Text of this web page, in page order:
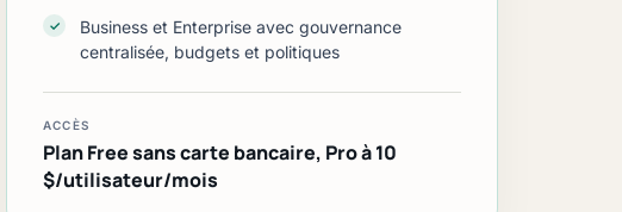
✓
Business et Enterprise avec gouvernance
centralisée, budgets et politiques
ACCÈS
Plan Free sans carte bancaire, Pro à 10
$/utilisateur/mois